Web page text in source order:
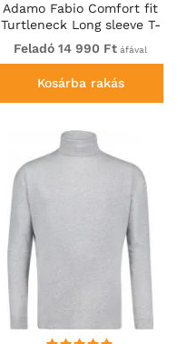
Adamo Fabio Comfort fit
Turtleneck Long sleeve T-
shirt Burgundy
Feladó 14 990 Ft áfával
Kosárba rakás